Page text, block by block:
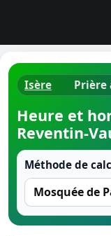
Isère Prière
Heure et
Reventin-
Méthode de